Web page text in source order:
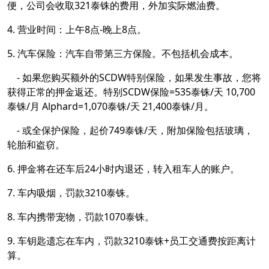
便，公司会收取321泰铢的费用，外加实际燃油费。
4. 营业时间：上午8点-晚上8点。
5. 汽车保险：汽车自带第三方保险。不包括机会成本。
- 如果您购买额外的SCDW特别保险，如果发生事故，您将
获得正常的押金返还。特别SCDW保险=535泰铢/天 10,700
泰铢/月 Alphard=1,070泰铢/天 21,400泰铢/月。
- 或全保护保险，起价749泰铢/天，附加保险包括玻璃，
轮胎和盗窃。
6. 押金将在还车后24小时内退还，转入租车人的账户。
7. 车内吸烟，罚款3210泰铢。
8. 车内携带宠物，罚款1070泰铢。
9. 车钥匙遗忘在车内，罚款3210泰铢+员工交通费按距离计
算。